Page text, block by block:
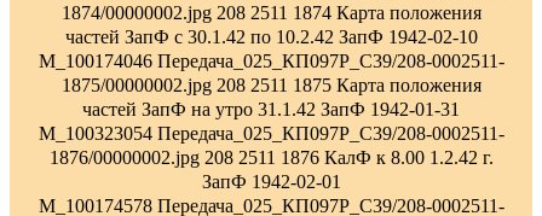
1874/00000002.jpg 208 2511 1874 Карта положения
частей ЗапФ с 30.1.42 по 10.2.42 ЗапФ 1942-02-10
M_100174046 Передача_025_КП097Р_С39/208-0002511-
1875/00000002.jpg 208 2511 1875 Карта положения
частей ЗапФ на утро 31.1.42 ЗапФ 1942-01-31
M_100323054 Передача_025_КП097Р_С39/208-0002511-
1876/00000002.jpg 208 2511 1876 КалФ к 8.00 1.2.42 г.
ЗапФ 1942-02-01
M_100174578 Передача_025_КП097Р_С39/208-0002511-